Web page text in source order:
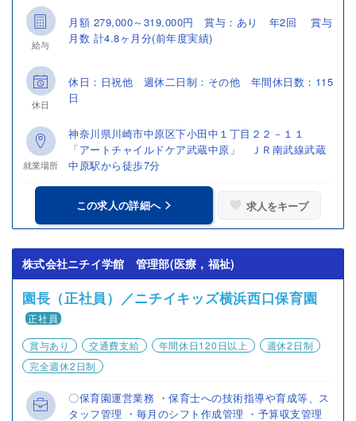
給与
月額 279,000～319,000円 賞与：あり 年2回 賞与
月数 計4.8ヶ月分(前年度実績)
休日
休日：日祝他 週休二日制：その他 年間休日数：115
日
就業場所
神奈川県川崎市中原区下小田中１丁目２２－１１
「アートチャイルドケア武蔵中原」 ＪＲ南武線武蔵
中原駅から徒歩7分
この求人の詳細へ 求人をキープ
株式会社ニチイ学館 管理部(医療，福祉)
園長（正社員）／ニチイキッズ横浜西口保育園
正社員
賞与あり
交通費支給 年間休日120日以上
週休2日制
完全週休2日制
〇保育園運営業務 ・保育士への技術指導や育成等、ス
タッフ管理 ・毎月のシフト作成管理 ・予算収支管理